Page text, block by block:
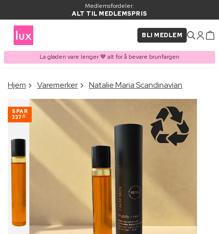
Medlemsfordeler:
ALT TIL MEDLEMSPRIS
BLI MEDLEM
La gløden vare lenger 🤎 alt for å bevare brunfargen
VARE LAGT I
HANDLEKURVEN
Hjem Varemerker Natalie Maria Scandinavian
SPAR
337 00